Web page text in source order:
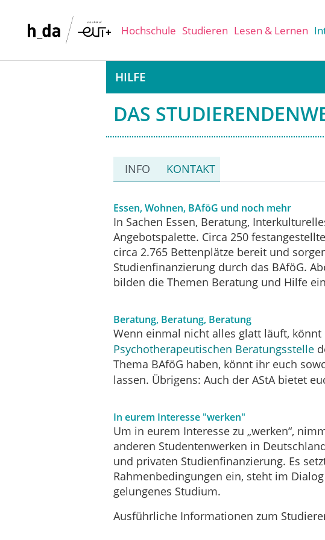
Hochschule Studieren Lesen & Lernen
HILFE
DAS
INFO KONTAKT
Essen, Wohnen, BAföG und noch mehr
In Sachen Essen, Beratung,
Angebotspalette. Circa 250
circa 2.765 Bettenplätze bereit und
Studienfinanzierung durch das BAföG.
bilden die Themen Beratung und Hilfe
Beratung, Beratung, Beratung
Wenn einmal nicht alles glatt läuft,
Psychotherapeutischen Beratungsstelle
Thema BAföG haben, könnt ihr euch
lassen. Übrigens: Auch der AStA bietet
In eurem Interesse "werken"
Um in eurem Interesse zu „werken“,
anderen Studentenwerken in
und privaten Studienfinanzierung. Es
Rahmenbedingungen ein, steht im
gelungenes Studium.
Ausführliche Informationen zum